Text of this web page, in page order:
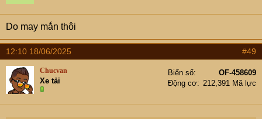
Do may mắn thôi
12:10 18/06/2025 #49
Chucvan
Xe tải
Biển số
OF-458609
Động cơ
212,391 Mã lực